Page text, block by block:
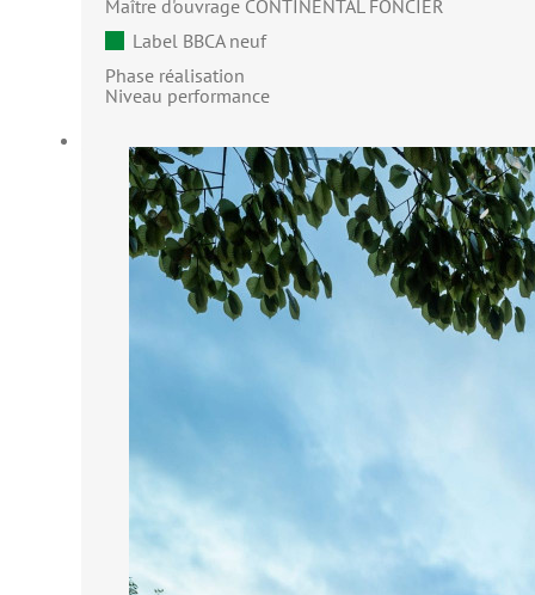
Maître d'ouvrage CONTINENTAL FONCIER
Label BBCA neuf
Phase réalisation
Niveau performance